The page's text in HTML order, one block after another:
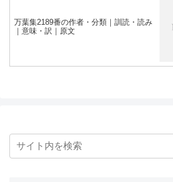
万葉集2189番の作者・分類｜訓読・読み
｜意味・訳｜原文